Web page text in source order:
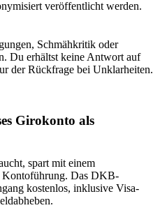
veröffentlicht werden.
Schmähkritik oder
Du erhältst keine Antwort auf
der Rückfrage bei Unklarheiten.
Girokonto als
spart mit einem
Kontoführung. Das DKB-
kostenlos, inklusive Visa-